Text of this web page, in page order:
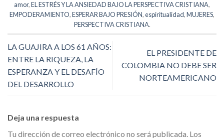
amor,EL ESTRÉS Y LA ANSIEDAD BAJO LA PERSPECTIVA CRISTIANA,
EMPODERAMIENTO,ESPERAR BAJO PRESIÓN,espiritualidad,MUJERES,
PERSPECTIVA CRISTIANA.
LA GUAJIRA A LOS 61 AÑOS:
ENTRE LA RIQUEZA, LA
ESPERANZA Y EL DESAFÍO
DEL DESARROLLO
EL PRESIDENTE DE
COLOMBIA NO DEBE SER
NORTEAMERICANO
Deja una respuesta
Tu dirección de correo electrónico no será publicada. Los